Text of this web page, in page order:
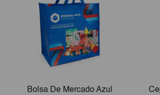
Bolsa De Mercado Azul